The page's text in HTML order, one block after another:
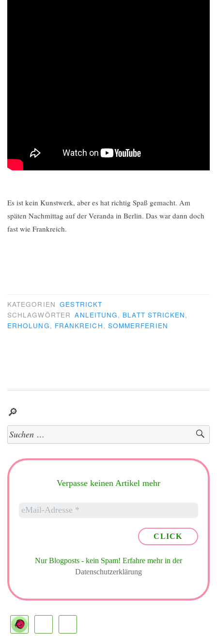
Es ist kein Kunstwerk, aber es hat richtig Spaß gemacht. Am
späten Nachmittag auf der Veranda in Berlin. Das war dann doch
fast wie Frankreich.
KATEGORIEN GESTRICKT
SCHLAGWÖRTER ANLEITUNG, BLATT STRICKEN,
ERHOLUNG, FRANKREICH, SOMMERFERIEN
🔎
Suchen
nach:
Verpasse keinen Artikel mehr
Nur Blogposts - kein Spam! Erfahre mehr in der
Datenschutzerklärung